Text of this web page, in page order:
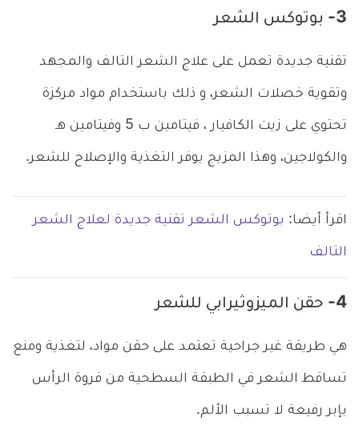
3- بوتوكس الشعر
تقنية جديدة تعمل على علاج الشعر التالف والمجهد
وتقوية خصلات الشعر، و ذلك باستخدام مواد مركزة
تحتوي على زيت الكافيار ، فيتامين ب 5 وفيتامين هـ
والكولاجين، وهذا المزيج يوفر التغذية والإصلاح للشعر.
اقرأ أيضا: بوتوكس الشعر تقنية جديدة لعلاج الشعر
التالف
4- حقن الميزوثيرابي للشعر
هي طريقة غير جراحية تعتمد على حقن مواد، لتغذية ومنع
تساقط الشعر في الطبقة السطحية من فروة الرأس
بإبر رفيعة لا تسبب الألم.